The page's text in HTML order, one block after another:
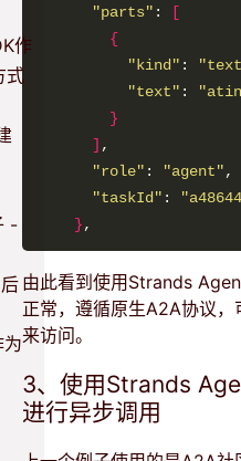
作
式
-
"parts" :
[
{
"kind" :
"text" :
}
]
"role" : "agent"
"taskId" :
}
由此看到使用Strands
正常，遵循原生A2A协议
来访问。
3、使用Strands
进行异步调用